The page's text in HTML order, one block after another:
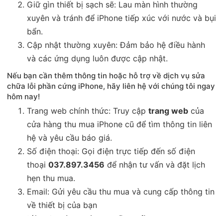
Giữ gìn thiết bị sạch sẽ: Lau màn hình thường
xuyên và tránh để iPhone tiếp xúc với nước và bụi
bẩn.
Cập nhật thường xuyên: Đảm bảo hệ điều hành
và các ứng dụng luôn được cập nhật.
Nếu bạn cần thêm thông tin hoặc hỗ trợ về dịch vụ sửa
chữa lỗi phần cứng iPhone, hãy liên hệ với chúng tôi ngay
hôm nay!
Trang web chính thức: Truy cập trang web của
cửa hàng thu mua iPhone cũ để tìm thông tin liên
hệ và yêu cầu báo giá.
Số điện thoại: Gọi điện trực tiếp đến số điện
thoại 037.897.3456 để nhận tư vấn và đặt lịch
hẹn thu mua.
Email: Gửi yêu cầu thu mua và cung cấp thông tin
về thiết bị của bạn